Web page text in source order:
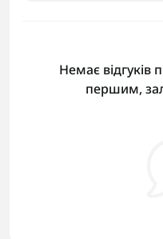
Немає відгуків
першим,